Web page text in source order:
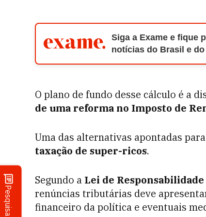
Pesquisa
Siga a Exame e fique
notícias do Brasil e
O plano de fundo desse cálculo é a
de uma reforma no Imposto de
Uma das alternativas apontadas
taxação de super-ricos.
Segundo a Lei de
renúncias tributárias deve
financeiro da política e eventuais